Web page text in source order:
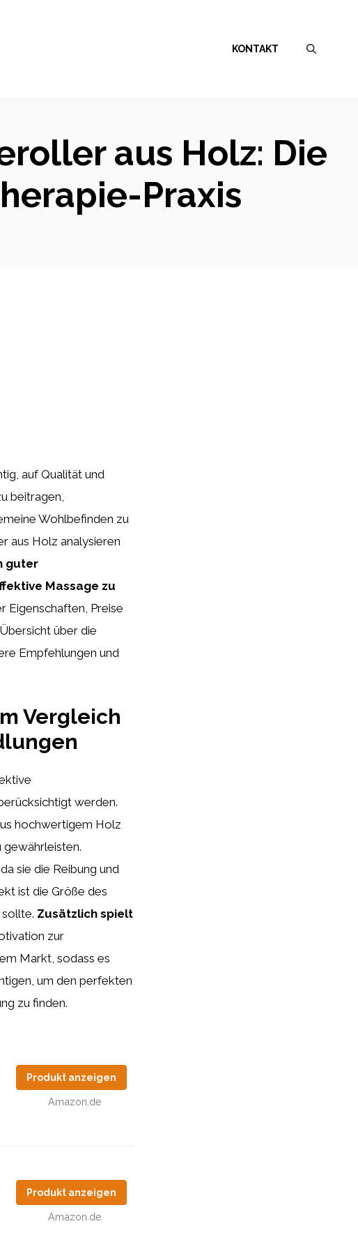
KONTAKT
aus Holz: Die
Praxis
auf Qualität und
beitragen,
Wohlbefinden zu
aus Holz analysieren
guter
Massage zu
Eigenschaften, Preise
über die
Empfehlungen und
Vergleich
werden.
hochwertigem Holz
, da sie die Reibung und
ist die Größe des
sollte. Zusätzlich spielt
zur
Markt, sodass es
um den perfekten
zu finden.
Produkt anzeigen
Amazon.de
Produkt anzeigen
Amazon.de